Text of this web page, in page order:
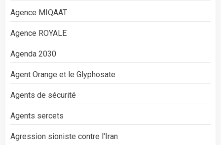
Agence MIQAAT
Agence ROYALE
Agenda 2030
Agent Orange et le Glyphosate
Agents de sécurité
Agents sercets
Agression sioniste contre l'Iran